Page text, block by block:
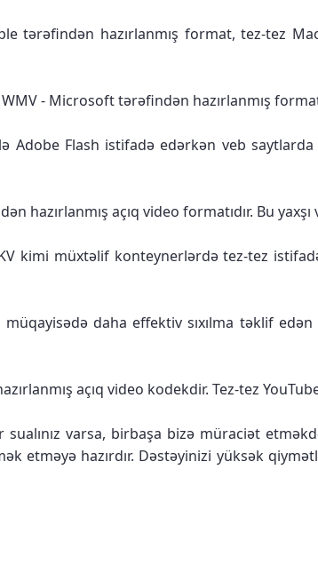
tərəfindən hazırlanmış format, tez-tez
- Microsoft tərəfindən hazırlanmış
Adobe Flash istifadə edərkən veb
hazırlanmış açıq video formatıdır. Bu
kimi müxtəlif konteynerlərdə tez-tez
müqayisədə daha effektiv sıxılma təklif
açıq video kodekdir. Tez-tez
sualınız varsa, birbaşa bizə müraciət
etməyə hazırdır. Dəstəyinizi yüksək